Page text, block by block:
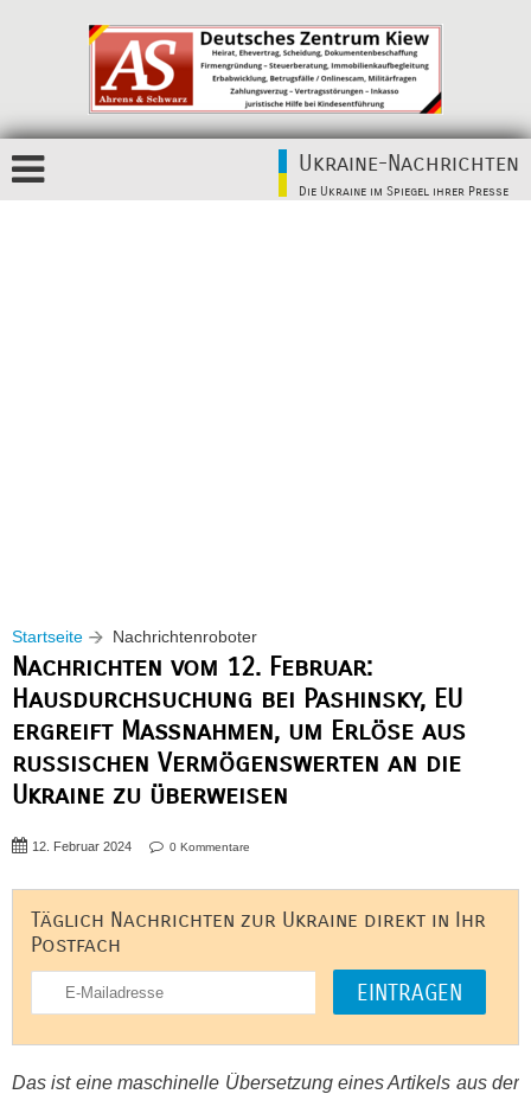
Ukraine-Nachrichten
Die Ukraine im Spiegel ihrer Presse
Startseite Nachrichtenroboter
Nachrichten vom 12. Februar:
Hausdurchsuchung bei Pashinsky, EU
ergreift Maßnahmen, um Erlöse aus
russischen Vermögenswerten an die
Ukraine zu überweisen
12. Februar 2024 0 Kommentare
Täglich Nachrichten zur Ukraine direkt in Ihr
Postfach
Das ist eine maschinelle Übersetzung eines Artikels aus der